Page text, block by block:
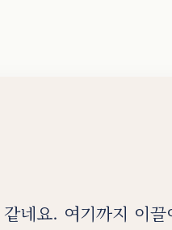
네요. 여기까지 이끌